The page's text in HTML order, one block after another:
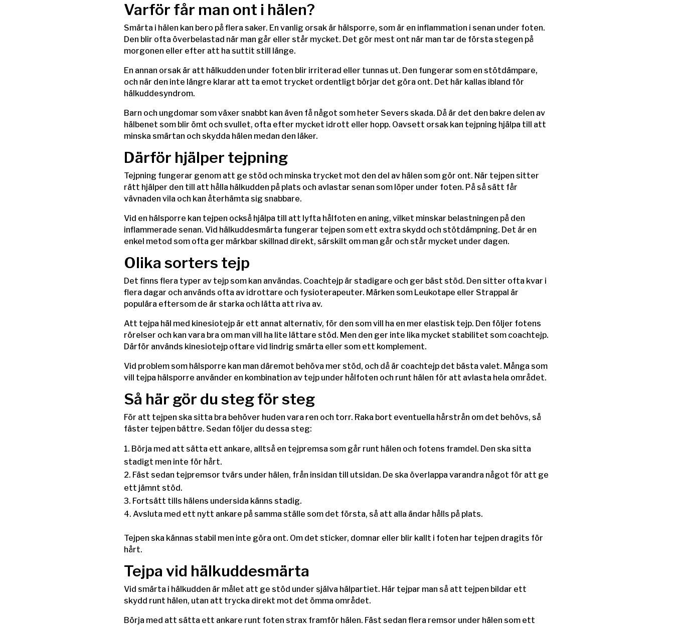
Varför får man ont i hälen?
Smärta i hälen kan bero på flera saker. En vanlig orsak är hälsporre, som är en inflammation i senan under foten.
Den blir ofta överbelastad när man går eller står mycket. Det gör mest ont när man tar de första stegen på
morgonen eller efter att ha suttit still länge.
En annan orsak är att hälkudden under foten blir irriterad eller tunnas ut. Den fungerar som en stötdämpare,
och när den inte längre klarar att ta emot trycket ordentligt börjar det göra ont. Det här kallas ibland för
hälkuddesyndrom.
Barn och ungdomar som växer snabbt kan även få något som heter Severs skada. Då är det den bakre delen av
hälbenet som blir ömt och svullet, ofta efter mycket idrott eller hopp. Oavsett orsak kan tejpning hjälpa till att
minska smärtan och skydda hälen medan den läker.
Därför hjälper tejpning
Tejpning fungerar genom att ge stöd och minska trycket mot den del av hälen som gör ont. När tejpen sitter
rätt hjälper den till att hålla hälkudden på plats och avlastar senan som löper under foten. På så sätt får
vävnaden vila och kan återhämta sig snabbare.
Vid en hälsporre kan tejpen också hjälpa till att lyfta hålfoten en aning, vilket minskar belastningen på den
inflammerade senan. Vid hälkuddesmärta fungerar tejpen som ett extra skydd och stötdämpning. Det är en
enkel metod som ofta ger märkbar skillnad direkt, särskilt om man går och står mycket under dagen.
Olika sorters tejp
Det finns flera typer av tejp som kan användas. Coachtejp är stadigare och ger bäst stöd. Den sitter ofta kvar i
flera dagar och används ofta av idrottare och fysioterapeuter. Märken som Leukotape eller Strappal är
populära eftersom de är starka och lätta att riva av.
Att tejpa häl med kinesiotejp är ett annat alternativ, för den som vill ha en mer elastisk tejp. Den följer fotens
rörelser och kan vara bra om man vill ha lite lättare stöd. Men den ger inte lika mycket stabilitet som coachtejp.
Därför används kinesiotejp oftare vid lindrig smärta eller som ett komplement.
Vid problem som hälsporre kan man däremot behöva mer stöd, och då är coachtejp det bästa valet. Många som
vill tejpa hälsporre använder en kombination av tejp under hålfoten och runt hälen för att avlasta hela området.
Så här gör du steg för steg
För att tejpen ska sitta bra behöver huden vara ren och torr. Raka bort eventuella hårstrån om det behövs, så
fäster tejpen bättre. Sedan följer du dessa steg:
Börja med att sätta ett ankare, alltså en tejpremsa som går runt hälen och fotens framdel. Den ska sitta
stadigt men inte för hårt.
Fäst sedan tejpremsor tvärs under hälen, från insidan till utsidan. De ska överlappa varandra något för att ge
ett jämnt stöd.
Fortsätt tills hälens undersida känns stadig.
Avsluta med ett nytt ankare på samma ställe som det första, så att alla ändar hålls på plats.
Tejpen ska kännas stabil men inte göra ont. Om det sticker, domnar eller blir kallt i foten har tejpen dragits för
hårt.
Tejpa vid hälkuddesmärta
Vid smärta i hälkudden är målet att ge stöd under själva hälpartiet. Här tejpar man så att tejpen bildar ett
skydd runt hälen, utan att trycka direkt mot det ömma området.
Börja med att sätta ett ankare runt foten strax framför hälen. Fäst sedan flera remsor under hälen som ett